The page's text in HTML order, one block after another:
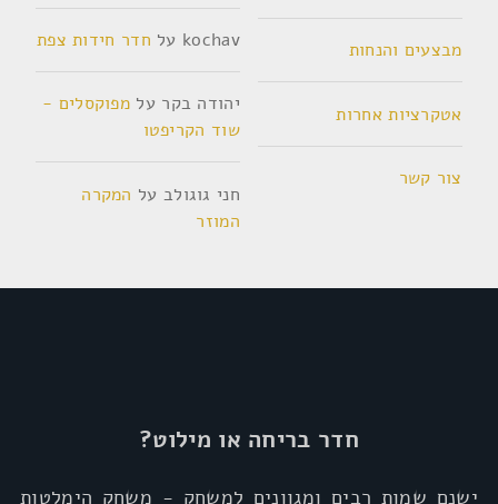
מבצעים והנחות
אטקרציות אחרות
צור קשר
kochav על חדר חידות צפת
יהודה בקר על מפוקסלים -
שוד הקריפטו
חני גוגולב על המקרה
המוזר
חדר בריחה או מילוט?
ישנם שמות רבים ומגוונים למשחק - משחק הימלטות